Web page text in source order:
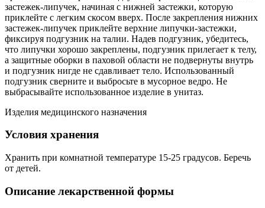
застежек-липучек, начиная с нижней застежки, которую
приклейте с легким скосом вверх. После закрепления нижних
застежек-липучек приклейте верхние липучки-застежки,
фиксируя подгузник на талии. Надев подгузник, убедитесь,
что липучки хорошо закреплены, подгузник прилегает к телу,
а защитные оборки в паховой области не подвернуты внутрь
и подгузник нигде не сдавливает тело. Использованный
подгузник сверните и выбросьте в мусорное ведро. Не
выбрасывайте использованное изделие в унитаз.
Изделия медицинского назначения
Условия хранения
Хранить при комнатной температуре 15-25 градусов. Беречь
от детей.
Описание лекарственной формы